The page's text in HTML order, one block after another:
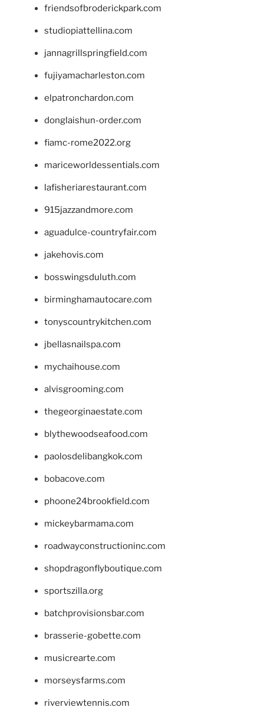
friendsofbroderickpark.com
studiopiattellina.com
jannagrillspringfield.com
fujiyamacharleston.com
elpatronchardon.com
donglaishun-order.com
fiamc-rome2022.org
mariceworldessentials.com
lafisheriarestaurant.com
915jazzandmore.com
aguadulce-countryfair.com
jakehovis.com
bosswingsduluth.com
birminghamautocare.com
tonyscountrykitchen.com
jbellasnailspa.com
mychaihouse.com
alvisgrooming.com
thegeorginaestate.com
blythewoodseafood.com
paolosdelibangkok.com
bobacove.com
phoone24brookfield.com
mickeybarmama.com
roadwayconstructioninc.com
shopdragonflyboutique.com
sportszilla.org
batchprovisionsbar.com
brasserie-gobette.com
musicrearte.com
morseysfarms.com
riverviewtennis.com